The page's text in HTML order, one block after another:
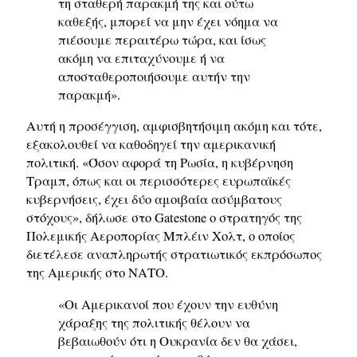
καθεξής, μπορεί να μην έχει νόημα να
πιέσουμε περαιτέρω τώρα, και ίσως
ακόμη να επιταχύνουμε ή να
αποσταθεροποιήσουμε αυτήν την
παρακμή».
Αυτή η προσέγγιση, αμφισβητήσιμη ακόμη και τότε,
εξακολουθεί να καθοδηγεί την αμερικανική
πολιτική. «Όσον αφορά τη Ρωσία, η κυβέρνηση
Τραμπ, όπως και οι περισσότερες ευρωπαϊκές
κυβερνήσεις, έχει δύο αμοιβαία ασύμβατους
στόχους», δήλωσε στο Gatestone ο στρατηγός της
Πολεμικής Αεροπορίας Μπλέιν Χολτ, ο οποίος
διετέλεσε αναπληρωτής στρατιωτικός εκπρόσωπος
της Αμερικής στο ΝΑΤΟ.
«Οι Αμερικανοί που έχουν την ευθύνη
χάραξης της πολιτικής θέλουν να
βεβαιωθούν ότι η Ουκρανία δεν θα χάσει,